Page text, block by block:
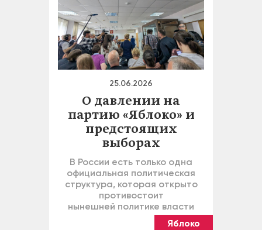
25.06.2026
О давлении на
партию «Яблоко» и
предстоящих
выборах
В России есть только одна
официальная политическая
структура, которая открыто
противостоит
нынешней политике власти
Яблоко